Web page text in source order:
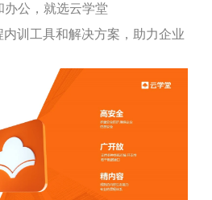
公，就选云学堂
训工具和解决方案，助力企业